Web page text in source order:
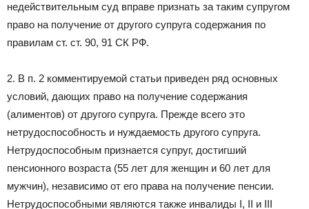
недействительным суд вправе признать за таким супругом
право на получение от другого супруга содержания по
правилам ст. ст. 90, 91 СК РФ.
2. В п. 2 комментируемой статьи приведен ряд основных
условий, дающих право на получение содержания
(алиментов) от другого супруга. Прежде всего это
нетрудоспособность и нуждаемость другого супруга.
Нетрудоспособным признается супруг, достигший
пенсионного возраста (55 лет для женщин и 60 лет для
мужчин), независимо от его права на получение пенсии.
Нетрудоспособными являются также инвалиды I, II и III